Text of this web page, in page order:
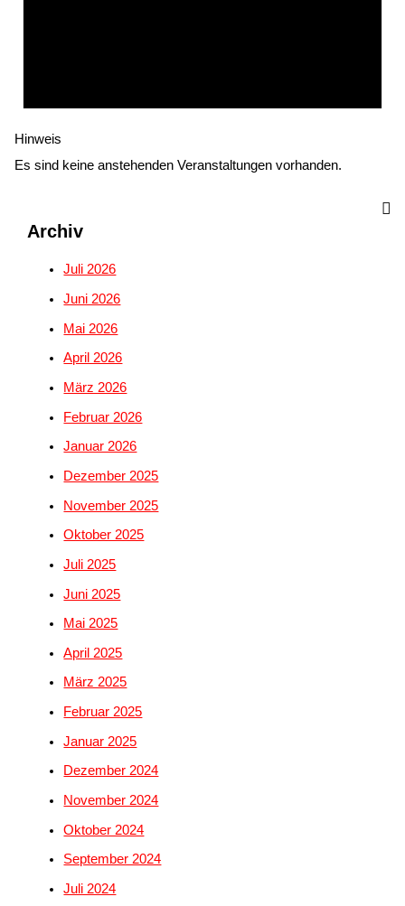
Hinweis
Es sind keine anstehenden Veranstaltungen vorhanden.
Archiv
Juli 2026
Juni 2026
Mai 2026
April 2026
März 2026
Februar 2026
Januar 2026
Dezember 2025
November 2025
Oktober 2025
Juli 2025
Juni 2025
Mai 2025
April 2025
März 2025
Februar 2025
Januar 2025
Dezember 2024
November 2024
Oktober 2024
September 2024
Juli 2024